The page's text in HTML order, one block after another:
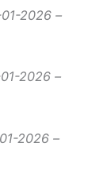
2026 –
2026 –
2026 –